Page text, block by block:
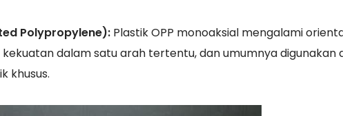
Polypropylene): Plastik OPP monoaksial mengalami
dalam satu arah tertentu, dan umumnya digunakan
khusus.